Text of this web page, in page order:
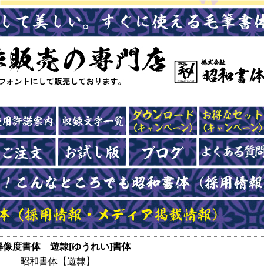
像度書体 遊隷[ゆうれい]書体
昭和書体【遊隷】